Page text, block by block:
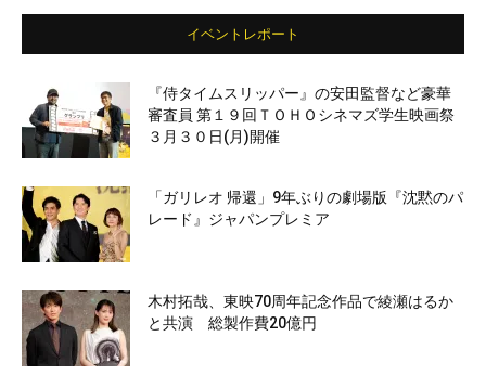
イベントレポート
『侍タイムスリッパー』の安田監督など豪華
審査員 第１９回ＴＯＨＯシネマズ学生映画祭
３月３０日(月)開催
「ガリレオ 帰還」9年ぶりの劇場版『沈黙のパ
レード』ジャパンプレミア
木村拓哉、東映70周年記念作品で綾瀬はるか
と共演 総製作費20億円